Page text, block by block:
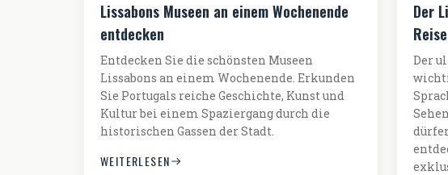
Lissabons Museen an einem Wochenende
entdecken
Entdecken Sie die schönsten Museen
Lissabons an einem Wochenende. Erkunden
Sie Portugals reiche Geschichte, Kunst und
Kultur bei einem Spaziergang durch die
historischen Gassen der Stadt.
WEITERLESEN
Der
Der